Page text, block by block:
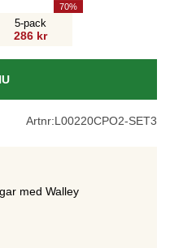
5-pack
286 kr
70
Artnr:L00220CPO2-SET3
med Walley